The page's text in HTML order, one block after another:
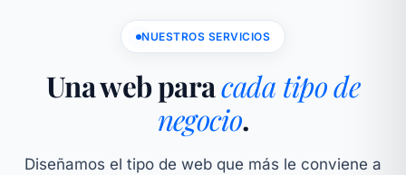
NUESTROS SERVICIOS
Una web paracada tipo de
negocio.
Diseñamos el tipo de web que más le conviene a